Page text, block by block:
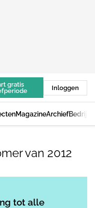
gratis
Inloggen
MagazineArchief
van 2012
tot alle